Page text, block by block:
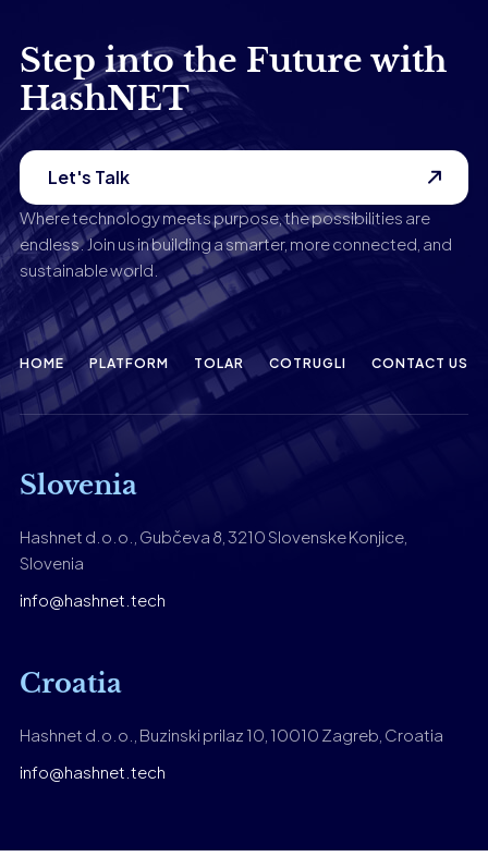
Step into the Future with
HashNET
Let's Talk
Where technology meets purpose, the possibilities are
endless. Join us in building a smarter, more connected, and
sustainable world.
HOME PLATFORM TOLAR COTRUGLI CONTACT US
Slovenia
Hashnet d.o.o., Gubčeva 8, 3210 Slovenske Konjice,
Slovenia
info@hashnet.tech
Croatia
Hashnet d.o.o., Buzinski prilaz 10, 10010 Zagreb, Croatia
info@hashnet.tech